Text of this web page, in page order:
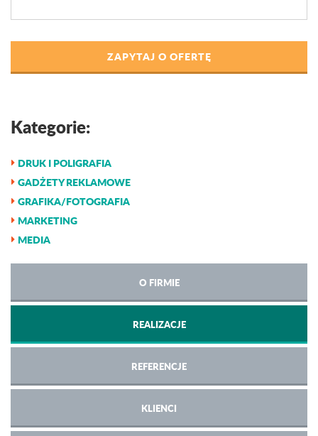
ZAPYTAJ O OFERTĘ
Kategorie:
DRUK I POLIGRAFIA
GADŻETY REKLAMOWE
GRAFIKA/FOTOGRAFIA
MARKETING
MEDIA
O FIRMIE
REALIZACJE
REFERENCJE
KLIENCI